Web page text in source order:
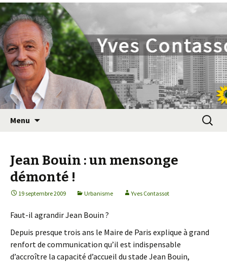
Yves Contassot
Menu
Jean Bouin : un mensonge
démonté !
19 septembre 2009 Urbanisme Yves Contassot
Faut-il agrandir Jean Bouin ?
Depuis presque trois ans le Maire de Paris explique à grand
renfort de communication qu’il est indispensable
d’accroître la capacité d’accueil du stade Jean Bouin,